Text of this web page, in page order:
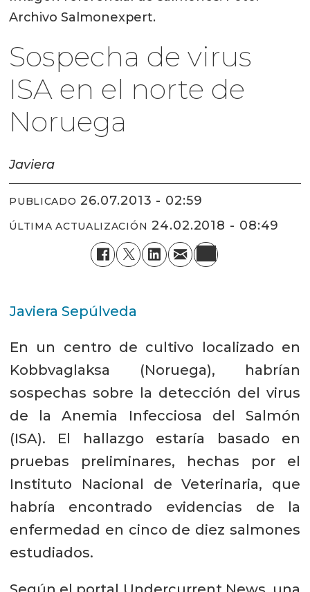
Archivo Salmonexpert.
Sospecha de virus
ISA en el norte de
Noruega
Javiera
PUBLICADO 26.07.2013 - 02:59
ÚLTIMA ACTUALIZACIÓN 24.02.2018 - 08:49
Javiera Sepúlveda
En un centro de cultivo localizado en
Kobbvaglaksa (Noruega), habrían
sospechas sobre la detección del virus
de la Anemia Infecciosa del Salmón
(ISA). El hallazgo estaría basado en
pruebas preliminares, hechas por el
Instituto Nacional de Veterinaria, que
habría encontrado evidencias de la
enfermedad en cinco de diez salmones
estudiados.